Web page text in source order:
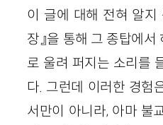
이 글에 대해 전혀 알지
장』을 통해 그 종탑에
로 울려 퍼지는 소리를
다. 그런데 이러한 경험
서만이 아니라, 아마 불